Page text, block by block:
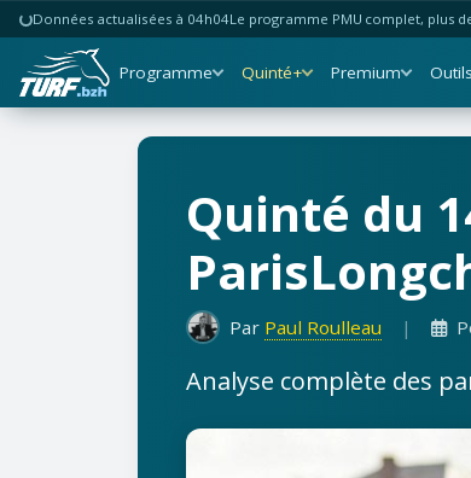
Données actualisées à 04h04Le programme PMU complet, plus
Programme Quinté+ Premium Outils
Quinté du
Par Paul Roulleau |
Analyse complète des